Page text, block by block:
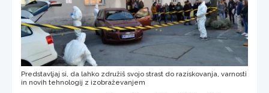
Predstavljaj si, da lahko združiš svojo strast do raziskovanja, varnosti
in novih tehnologij z izobraževanjem